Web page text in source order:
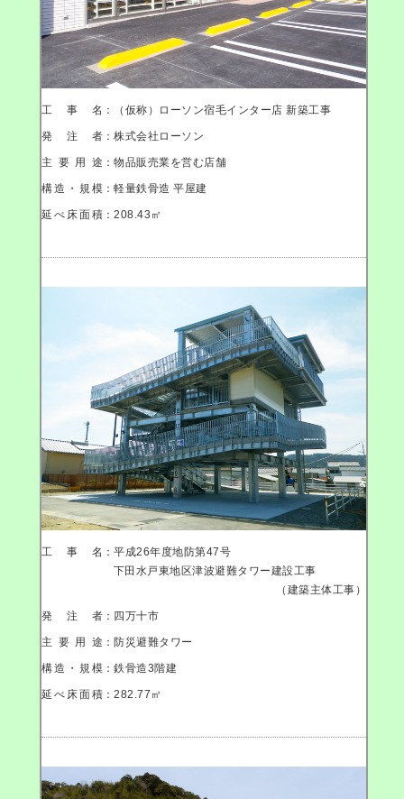
工事名 ：（仮称）ローソン宿毛インター店 新築工事
発注者 ：株式会社ローソン
主要用途 ：物品販売業を営む店舗
構造・規模 ：軽量鉄骨造 平屋建
延べ床面積 ：208.43㎡
工事名 ：平成26年度地防第47号
下田水戸東地区津波避難タワー建設工事
（建築主体工事）
発注者 ：四万十市
主要用途 ：防災避難タワー
構造・規模 ：鉄骨造3階建
延べ床面積 ：282.77㎡